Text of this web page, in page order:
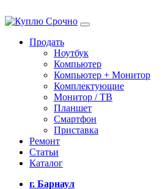
Продать
Ноутбук
Компьютер
Компьютер + Монитор
Комплектующие
Монитор / ТВ
Планшет
Смартфон
Приставка
Ремонт
Статьи
Каталог
г. Барнаул